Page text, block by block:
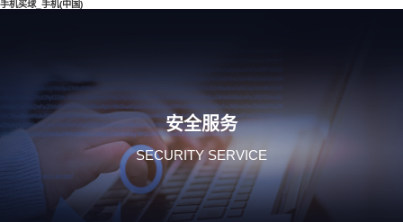
手机买球_手机(中国)
安全服务
SECURITY SERVICE